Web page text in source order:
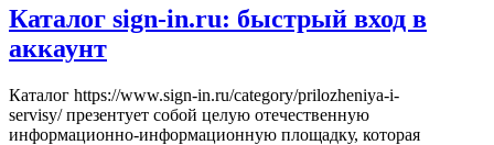
Каталог sign-in.ru: быстрый вход в
аккаунт
Каталог https://www.sign-in.ru/category/prilozheniya-i-
servisy/ презентует собой целую отечественную
информационно-информационную площадку, которая